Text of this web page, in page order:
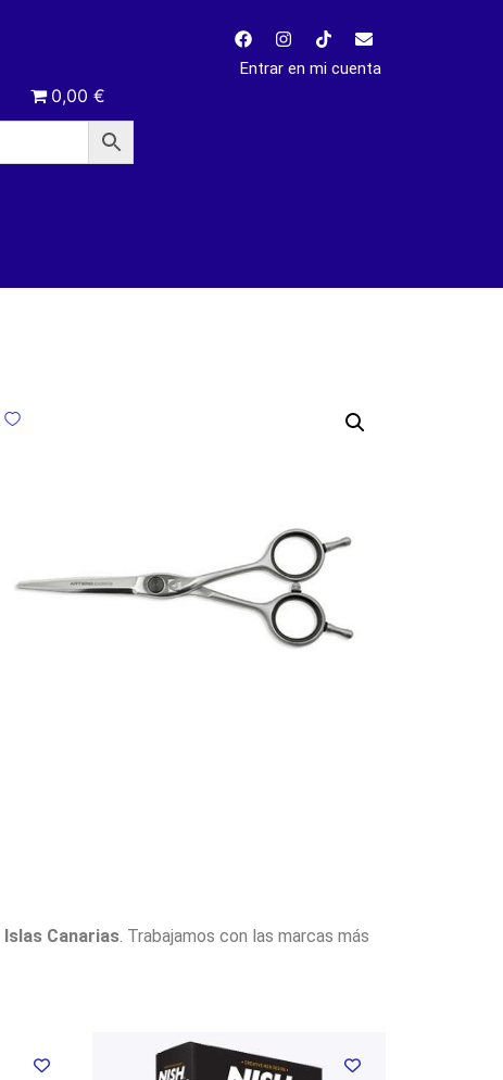
0,00 €
Entrar en mi cuenta
Islas Canarias. Trabajamos con las marcas más